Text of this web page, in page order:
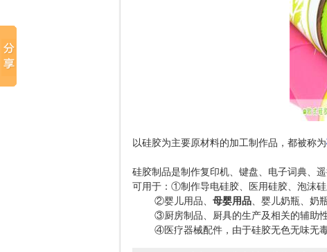
以硅胶为主要原材料的加工制作品，都被称为
硅胶制品是制作复印机、键盘、电子词典、
可用于：①制作导电硅胶、医用硅胶、泡沫硅
②婴儿用品、 母婴用品、婴儿奶瓶、奶
③厨房制品、厨具的生产及相关的辅助性
④医疗器械配件，由于硅胶无色无味无毒